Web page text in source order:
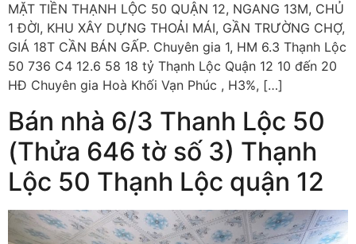
MẶT TIỀN THẠNH LỘC 50 QUẬN 12, NGANG 13M, CHỦ
1 ĐỜI, KHU XÂY DỰNG THOẢI MÁI, GẦN TRƯỜNG CHỢ,
GIÁ 18T CẦN BÁN GẤP. Chuyên gia 1, HM 6.3 Thạnh Lộc
50 736 C4 12.6 58 18 tỷ Thạnh Lộc Quận 12 10 đến 20
HĐ Chuyên gia Hoà Khối Vạn Phúc , H3%, […]
Bán nhà 6/3 Thanh Lộc 50
(Thửa 646 tờ số 3) Thạnh
Lộc 50 Thạnh Lộc quận 12